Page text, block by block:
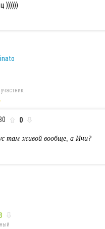
))))))
0
там живой вообще, а Ичи?